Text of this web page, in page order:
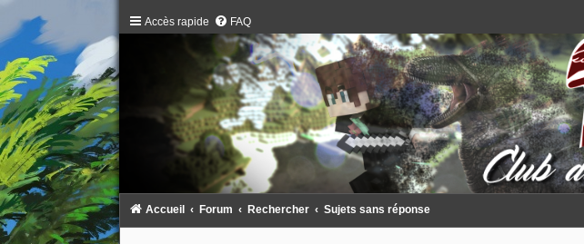
Accès rapide FAQ
Accueil Forum Rechercher Sujets sans réponse